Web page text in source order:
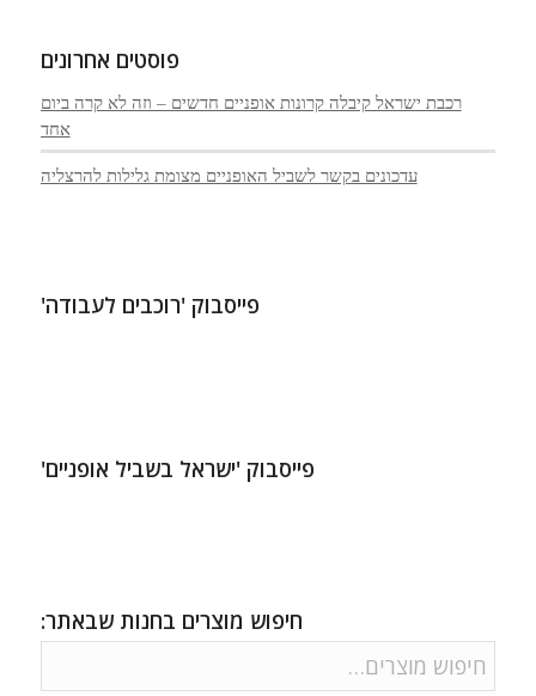
פוסטים אחרונים
רכבת ישראל קיבלה קרונות אופניים חדשים – וזה לא קרה ביום
אחד
עדכונים בקשר לשביל האופניים מצומת גלילות להרצליה
פייסבוק 'רוכבים לעבודה'
פייסבוק 'ישראל בשביל אופניים'
חיפוש מוצרים בחנות שבאתר: